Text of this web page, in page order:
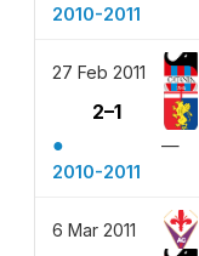
2010-2011
27 Feb 2011
2–1
●
—
2010-2011
6 Mar 2011